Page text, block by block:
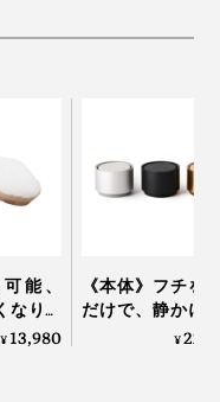
能、
りに
寝 専用
¥13,980
《本体》フチを
だけで、静かに
ッチON！水な
¥